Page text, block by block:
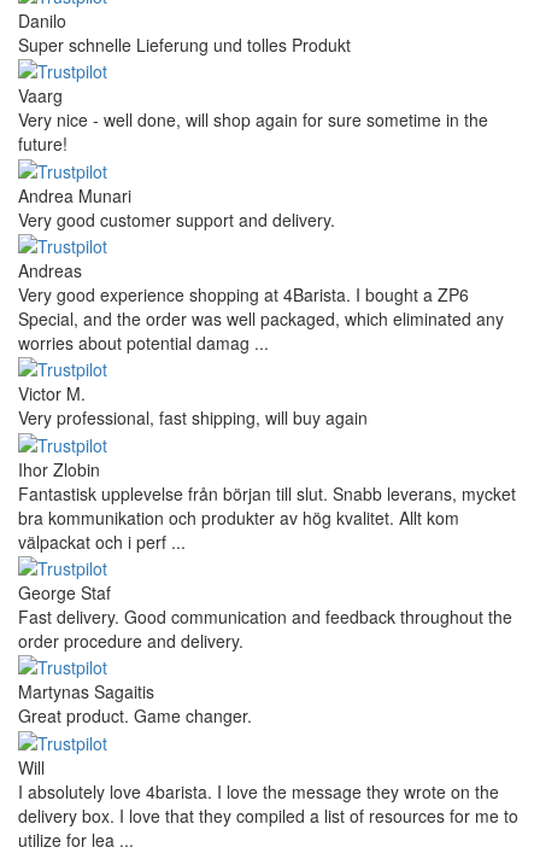
Danilo
Super schnelle Lieferung und tolles Produkt
Vaarg
Very nice - well done, will shop again for sure sometime in the
future!
Andrea Munari
Very good customer support and delivery.
Andreas
Very good experience shopping at 4Barista. I bought a ZP6
Special, and the order was well packaged, which eliminated any
worries about potential damag ...
Victor M.
Very professional, fast shipping, will buy again
Ihor Zlobin
Fantastisk upplevelse från början till slut. Snabb leverans, mycket
bra kommunikation och produkter av hög kvalitet. Allt kom
välpackat och i perf ...
George Staf
Fast delivery. Good communication and feedback throughout the
order procedure and delivery.
Martynas Sagaitis
Great product. Game changer.
Will
I absolutely love 4barista. I love the message they wrote on the
delivery box. I love that they compiled a list of resources for me to
utilize for lea ...